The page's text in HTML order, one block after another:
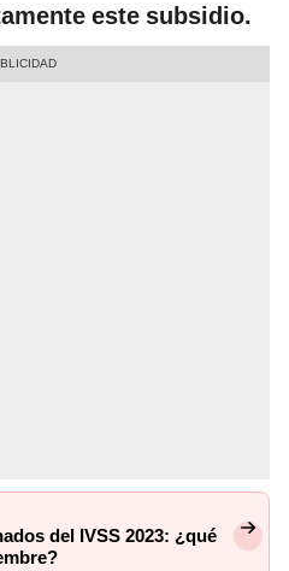
este subsidio.
del IVSS 2023: ¿qué